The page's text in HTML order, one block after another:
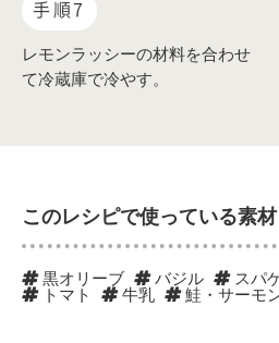
手順7
レモンラッシーの材料を合わせ
て冷蔵庫で冷やす。
このレシピで使っている素材
黒オリーブ バジル スパ
トマト
牛乳 鮭・サーモ